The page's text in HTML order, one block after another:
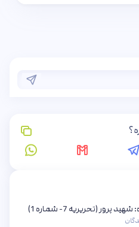
پرور (تحریریه 7- شماره 1)